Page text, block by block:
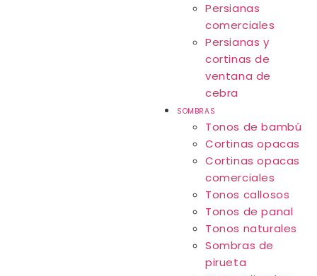
Persianas
comerciales
Persianas y
cortinas de
ventana de
cebra
SOMBRAS
Tonos de bambú
Cortinas opacas
Cortinas opacas
comerciales
Tonos callosos
Tonos de panal
Tonos naturales
Sombras de
pirueta